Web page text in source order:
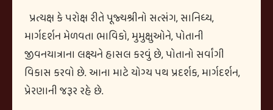
પ્રત્યક્ષ કે પરોક્ષ રીતે પૂજ્યશ્રીનો સત્સંગ, સાનિધ્ય,
માર્ગદર્શન મેળવતા ભાવિકો, મુમુક્ષુઓને, પોતાની
જીવનયાત્રાના લક્ષ્યને હાસલ કરવું છે, પોતાનો સર્વાંગી
વિકાસ કરવો છે. આના માટે યોગ્ય પથ પ્રદર્શક,માર્ગદર્શન,
પ્રેરણાની જરૂર રહે છે.